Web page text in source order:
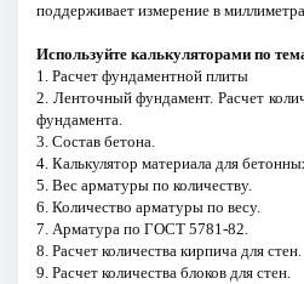
поддерживает измерение в
Используйте калькуляторами по
1. Расчет фундаментной плиты
2. Ленточный фундамент. Расчет
фундамента.
3. Состав бетона.
4. Калькулятор материала для
5. Вес арматуры по количеству.
6. Количество арматуры по весу.
7. Арматура по ГОСТ 5781-82.
8. Расчет количества кирпича для стен.
9. Расчет количества блоков для стен.